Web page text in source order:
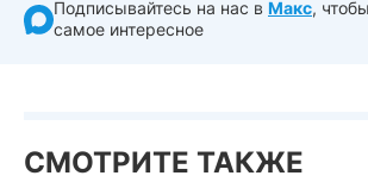
Подписывайтесь на нас в Макс,
самое интересное
СМОТРИТЕ ТАКЖЕ